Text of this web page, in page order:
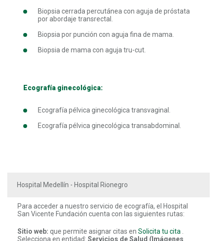
Biopsia cerrada percutánea con aguja de próstata
por abordaje transrectal.
Biopsia por punción con aguja fina de mama.
Biopsia de mama con aguja tru-cut.
Ecografía ginecológica:
Ecografía pélvica ginecológica transvaginal.
Ecografía pélvica ginecológica transabdominal.
Hospital Medellín - Hospital Rionegro
Para acceder a nuestro servicio de ecografía, el Hospital
San Vicente Fundación cuenta con las siguientes rutas:
Sitio web: que permite asignar citas en Solicita tu cita
Selecciona en entidad: Servicios de Salud (Imágenes